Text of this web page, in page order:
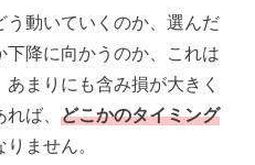
動いていくのか、選んだ
降に向かうのか、これは
まりにも含み損が大きく
れば、どこかのタイミング
りません。